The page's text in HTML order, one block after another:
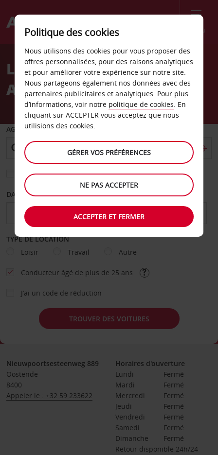
Menu
Welcome
AvisLocation de voiture
Aéroport d’Ostende
AGENCE DE DÉPART
Sélectionnez une autre agence de retour
DATE DE DÉPART DATE DE RETOUR
TYPE DE LOCATION
Loisir
Travail Autre
Conducteur âgé de plus de 25 ans
J’ai un code de réduction
TROUVER DES VOITURES
Nieuwpoortsesteenweg 889
Oostende
8400
Appeler le : +32 59 233622
Horaires d'ouverture
Lundi
Fermé
Mardi
Fermé
Mercredi
Fermé
Jeudi
Fermé
Vendredi
Fermé
Samedi
Fermé
Dimanche
Fermé
Retour disponible 24h/24
Politique des cookies
Nous utilisons des cookies pour vous proposer des
offres personnalisées, pour des raisons analytiques
et pour améliorer votre expérience sur notre site.
Nous partageons également nos données avec des
partenaires publicitaires et analytiques. Pour plus
d’informations, voir notre politique de cookies. En
cliquant sur ACCEPTER vous acceptez que nous
utilisions des cookies.
GÉRER VOS PRÉFÉRENCES
NE PAS ACCEPTER
ACCEPTER ET FERMER